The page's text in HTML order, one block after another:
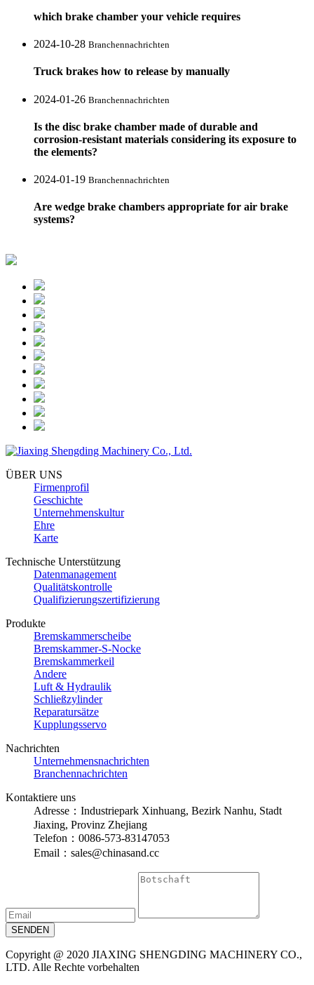
which brake chamber your vehicle requires
2024-10-28 Branchennachrichten
Truck brakes how to release by manually
2024-01-26 Branchennachrichten
Is the disc brake chamber made of durable and
corrosion-resistant materials considering its exposure to
the elements?
2024-01-19 Branchennachrichten
Are wedge brake chambers appropriate for air brake
systems?
ÜBER UNS
Firmenprofil
Geschichte
Unternehmenskultur
Ehre
Karte
Technische Unterstützung
Datenmanagement
Qualitätskontrolle
Qualifizierungszertifizierung
Produkte
Bremskammerscheibe
Bremskammer-S-Nocke
Bremskammerkeil
Andere
Luft & Hydraulik
Schließzylinder
Reparatursätze
Kupplungsservo
Nachrichten
Unternehmensnachrichten
Branchennachrichten
Kontaktiere uns
Adresse：Industriepark Xinhuang, Bezirk Nanhu, Stadt
Jiaxing, Provinz Zhejiang
Telefon：0086-573-83147053
Email：sales@chinasand.cc
Copyright @ 2020 JIAXING SHENGDING MACHINERY CO.,
LTD. Alle Rechte vorbehalten